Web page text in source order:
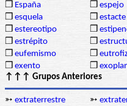
❒ España ❒ espejo
❒ esquela ❒ estacte
❒ estereotipo ❒
❒ estrépito ❒
❒ eufemismo ❒
❒ exento ❒
↑↑↑ Grupos Anteriores
➳ extraterrestre ➳